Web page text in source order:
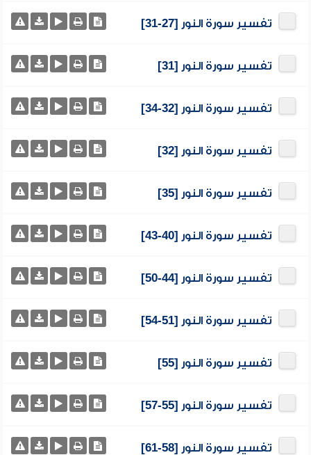
تفسير سورة النور [27-31]
تفسير سورة النور [31]
تفسير سورة النور [32-34]
تفسير سورة النور [32]
تفسير سورة النور [35]
تفسير سورة النور [40-43]
تفسير سورة النور [44-50]
تفسير سورة النور [51-54]
تفسير سورة النور [55]
تفسير سورة النور [55-57]
تفسير سورة النور [58-61]